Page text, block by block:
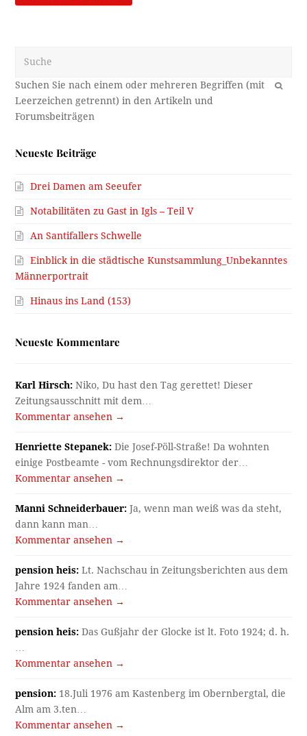
OK
Neueste Beiträge
Drei Damen am Seeufer
Notabilitäten zu Gast in Igls – Teil V
An Santifallers Schwelle
Einblick in die städtische Kunstsammlung_Unbekanntes
Männerportrait
Hinaus ins Land (153)
Neueste Kommentare
Karl Hirsch: Niko, Du hast den Tag gerettet! Dieser
Zeitungsausschnitt mit dem…
Kommentar ansehen →
Henriette Stepanek: Die Josef-Pöll-Straße! Da wohnten
einige Postbeamte - vom Rechnungsdirektor der…
Kommentar ansehen →
Manni Schneiderbauer: Ja, wenn man weiß was da steht,
dann kann man…
Kommentar ansehen →
pension heis: Lt. Nachschau in Zeitungsberichten aus dem
Jahre 1924 fanden am…
Kommentar ansehen →
pension heis: Das Gußjahr der Glocke ist lt. Foto 1924; d. h.
Kommentar ansehen →
pension: 18.Juli 1976 am Kastenberg im Obernbergtal, die
Alm am 3.ten…
Kommentar ansehen →